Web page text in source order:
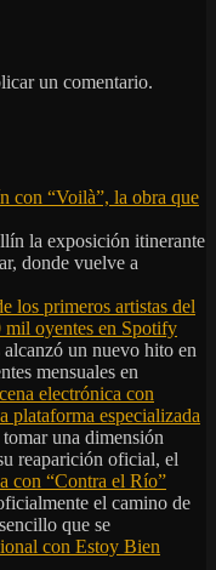
un comentario.
con “Voilà”, la obra que
la exposición itinerante
donde vuelve a
los primeros artistas del
mil oyentes en Spotify
un nuevo hito en
mensuales en
electrónica con
plataforma especializada
una dimensión
reaparición oficial, el
con “Contra el Río”
el camino de
que se
con Estoy Bien